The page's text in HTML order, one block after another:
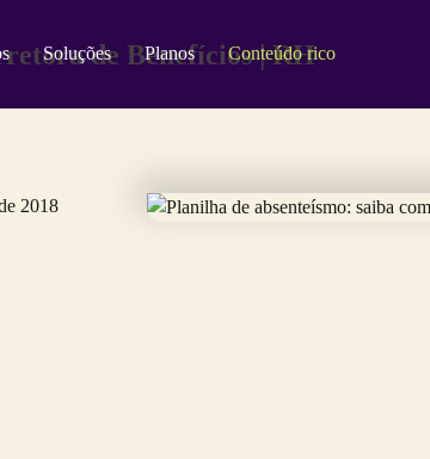
Soluções Planos Conteúdo rico
2018